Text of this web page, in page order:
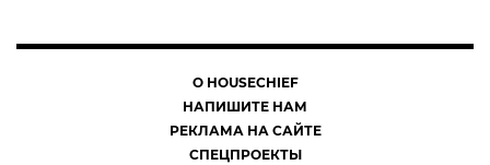
О HOUSECHIEF
НАПИШИТЕ НАМ
РЕКЛАМА НА САЙТЕ
СПЕЦПРОЕКТЫ